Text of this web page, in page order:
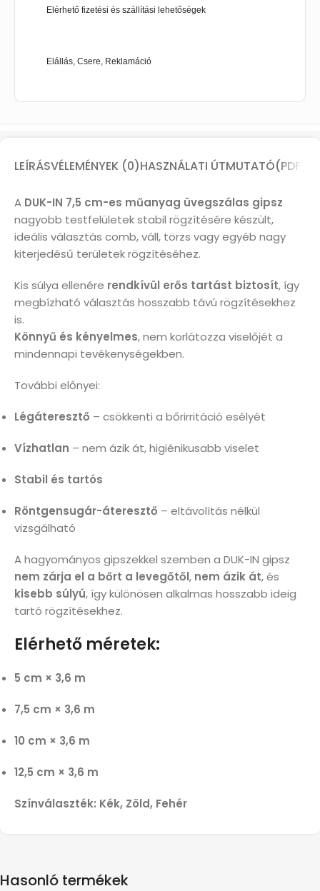
Elérhető fizetési és szállítási lehetőségek
Elállás, Csere, Reklamáció
LEÍRÁSVÉLEMÉNYEK (0)HASZNÁLATI ÚTMUTATÓ(PDF)
A DUK-IN 7,5 cm-es műanyag üvegszálas gipsz
nagyobb testfelületek stabil rögzítésére készült,
ideális választás comb, váll, törzs vagy egyéb nagy
kiterjedésű területek rögzítéséhez.
Kis súlya ellenére rendkívül erős tartást biztosít, így
megbízható választás hosszabb távú rögzítésekhez
is.
Könnyű és kényelmes, nem korlátozza viselőjét a
mindennapi tevékenységekben.
További előnyei:
Légáteresztő – csökkenti a bőrirritáció esélyét
Vízhatlan – nem ázik át, higiénikusabb viselet
Stabil és tartós
Röntgensugár-áteresztő – eltávolítás nélkül
vizsgálható
A hagyományos gipszekkel szemben a DUK-IN gipsz
nem zárja el a bőrt a levegőtől, nem ázik át, és
kisebb súlyú, így különösen alkalmas hosszabb ideig
tartó rögzítésekhez.
Elérhető méretek:
5 cm × 3,6 m
7,5 cm × 3,6 m
10 cm × 3,6 m
12,5 cm × 3,6 m
Színválaszték: Kék, Zöld, Fehér
Hasonló termékek